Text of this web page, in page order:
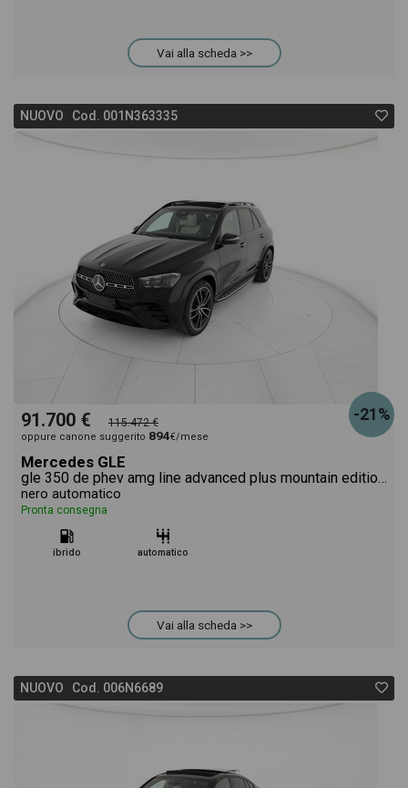
Vai alla scheda >>
NUOVO Cod. 001N363335
-21%
91.700 € 115.472 €
oppure canone suggerito 894€/mese
Mercedes GLE
gle 350 de phev amg line advanced plus mountain edition 4matic auto
nero automatico
Pronta consegna
ibrido automatico
Vai alla scheda >>
NUOVO Cod. 006N6689